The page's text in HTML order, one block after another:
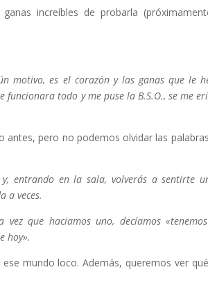
increíbles de probarla
motivo, es el corazón y las ganas que le
todo y me puse la B.S.O., se me
antes, pero no podemos olvidar las
entrando en la sala, volverás a sentirte
a veces.
que haciamos uno, decíamos
hoy».
mundo loco. Además, queremos ver